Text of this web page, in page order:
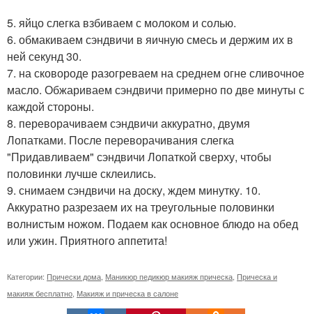
5. яйцо слегка взбиваем с молоком и солью.
6. обмакиваем сэндвичи в яичную смесь и держим их в
ней секунд 30.
7. на сковороде разогреваем на среднем огне сливочное
масло. Обжариваем сэндвичи примерно по две минуты с
каждой стороны.
8. переворачиваем сэндвичи аккуратно, двумя
Лопатками. После переворачивания слегка
"Придавливаем" сэндвичи Лопаткой сверху, чтобы
половинки лучше склеились.
9. снимаем сэндвичи на доску, ждем минутку. 10.
Аккуратно разрезаем их на треугольные половинки
волнистым ножом. Подаем как основное блюдо на обед
или ужин. Приятного аппетита!
Категории: Прически дома Маникюр педикюр макияж прическа Прическа и
макияж бесплатно Макияж и прическа в салоне